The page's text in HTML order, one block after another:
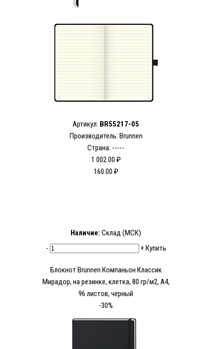
Артикул: BR55217-05
Производитель: Brunnen
Страна: -----
1 002.00 ₽
160.00 ₽
Наличие: Склад (МСК)
-
+Купить
Блокнот Brunnen Компаньон Классик
Мирадор, на резинке, клетка, 80 гр/м2, А4,
96 листов, черный
-30%